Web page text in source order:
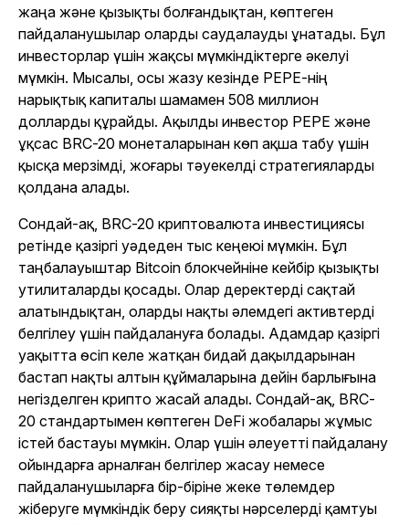
жаңа және қызықты болғандықтан, көптеген
пайдаланушылар оларды саудалауды ұнатады. Бұл
инвесторлар үшін жақсы мүмкіндіктерге әкелуі
мүмкін. Мысалы, осы жазу кезінде PEPE-нің
нарықтық капиталы шамамен 508 миллион
долларды құрайды. Ақылды инвестор PEPE және
ұқсас BRC-20 монеталарынан көп ақша табу үшін
қысқа мерзімді, жоғары тәуекелді стратегияларды
қолдана алады.
Сондай-ақ, BRC-20 криптовалюта инвестициясы
ретінде қазіргі уәдеден тыс кеңеюі мүмкін. Бұл
таңбалауыштар Bitcoin блокчейніне кейбір қызықты
утилиталарды қосады. Олар деректерді сақтай
алатындықтан, оларды нақты әлемдегі активтерді
белгілеу үшін пайдалануға болады. Адамдар қазіргі
уақытта өсіп келе жатқан бидай дақылдарынан
бастап нақты алтын құймаларына дейін барлығына
негізделген крипто жасай алады. Сондай-ақ, BRC-
20 стандартымен көптеген DeFi жобалары жұмыс
істей бастауы мүмкін. Олар үшін әлеуетті пайдалану
ойындарға арналған белгілер жасау немесе
пайдаланушыларға бір-біріне жеке төлемдер
жіберуге мүмкіндік беру сияқты нәрселерді қамтуы